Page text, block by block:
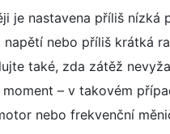
je nastavena příliš nízká
napětí nebo příliš krátká
také, zda zátěž
moment – v takovém
nebo frekvenční